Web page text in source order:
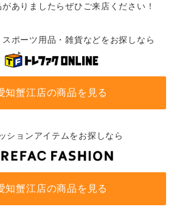
ありましたらぜひご来店ください！
スポーツ用品・雑貨などをお探しなら
知蟹江店の商品を見る
ションアイテムをお探しなら
知蟹江店の商品を見る